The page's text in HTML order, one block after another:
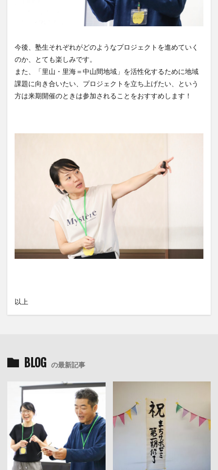
今後、塾生それぞれがどのようなプロジェクトを進めていく
のか、とても楽しみです。
また、「里山・里海＝中山間地域」を活性化するために地域
課題に向き合いたい、プロジェクトを立ち上げたい、という
方は来期開催のときは参加されることをおすすめします！
以上
BLOG の最新記事